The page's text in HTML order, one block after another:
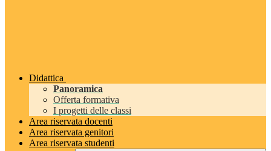
Didattica
Panoramica
Offerta formativa
I progetti delle classi
Area riservata docenti
Area riservata genitori
Area riservata studenti